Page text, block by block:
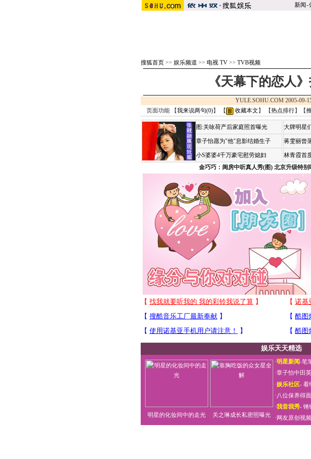
新闻-
搜狐首页 >> 娱乐频道 >> 电视 TV >> TVB视频
《天幕下的恋人
YULE.SOHU.COM 2005-09-
页面功能 【我来说两句(0)】 【 收藏本文 】 【热点排行】【
图:关咏荷产后家庭照首曝光
章子怡愿为"他"息影结婚生子
小S婆婆4千万豪宅慰劳媳妇
大牌明星
蒋雯丽曾
林青霞首
金巧巧：闺房中听真人秀(图) 北京升级特别
娱乐天天精选
明星的化妆间中的走光 关之琳成长私密照曝光
·明星新闻-笔
·章子怡中田
·娱乐社区- 看
·八位保养得
·我音我秀- 锵
· 网友原创视